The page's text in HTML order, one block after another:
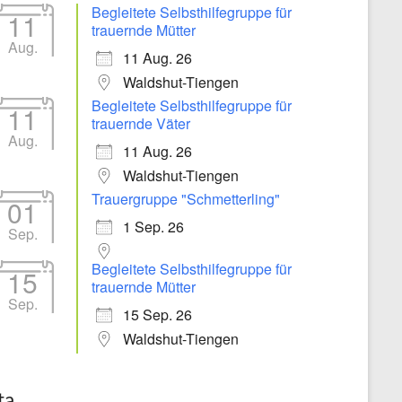
11
Aug.
Begleitete Selbsthilfegruppe für
trauernde Mütter
11 Aug. 26
Waldshut-Tiengen
11
Aug.
Begleitete Selbsthilfegruppe für
trauernde Väter
11 Aug. 26
Waldshut-Tiengen
01
Sep.
Trauergruppe "Schmetterling"
1 Sep. 26
15
Sep.
Begleitete Selbsthilfegruppe für
trauernde Mütter
15 Sep. 26
Waldshut-Tiengen